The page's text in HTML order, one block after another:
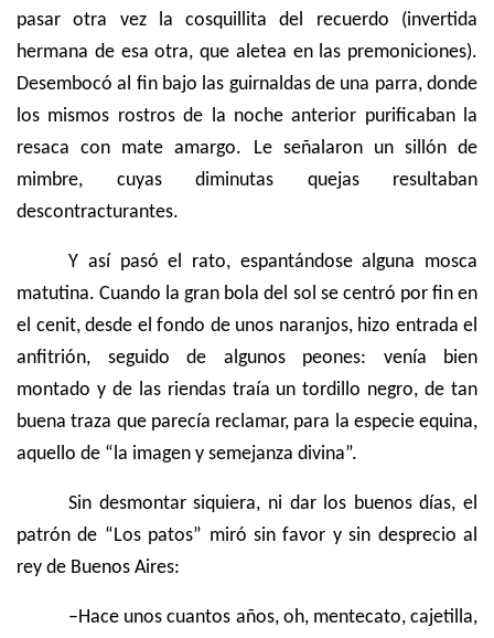
pasar otra vez la cosquillita del recuerdo (invertida
hermana de esa otra, que aletea en las premoniciones).
Desembocó al fin bajo las guirnaldas de una parra, donde
los mismos rostros de la noche anterior purificaban la
resaca con mate amargo. Le señalaron un sillón de
mimbre, cuyas diminutas quejas resultaban
descontracturantes.
Y así pasó el rato, espantándose alguna mosca
matutina. Cuando la gran bola del sol se centró por fin en
el cenit, desde el fondo de unos naranjos, hizo entrada el
anfitrión, seguido de algunos peones: venía bien
montado y de las riendas traía un tordillo negro, de tan
buena traza que parecía reclamar, para la especie equina,
aquello de “la imagen y semejanza divina”.
Sin desmontar siquiera, ni dar los buenos días, el
patrón de “Los patos” miró sin favor y sin desprecio al
rey de Buenos Aires:
–Hace unos cuantos años, oh, mentecato, cajetilla,